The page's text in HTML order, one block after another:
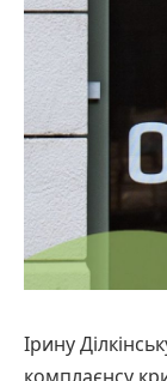
Ірину